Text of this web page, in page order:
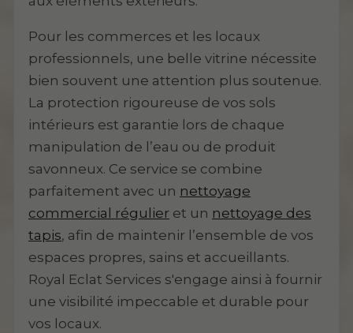
Pour les commerces et les locaux
professionnels, une belle vitrine nécessite
bien souvent une attention plus soutenue.
La protection rigoureuse de vos sols
intérieurs est garantie lors de chaque
manipulation de l’eau ou de produit
savonneux. Ce service se combine
parfaitement avec un nettoyage
commercial régulier et un nettoyage des
tapis, afin de maintenir l’ensemble de vos
espaces propres, sains et accueillants.
Royal Eclat Services s'engage ainsi à fournir
une visibilité impeccable et durable pour
vos locaux.